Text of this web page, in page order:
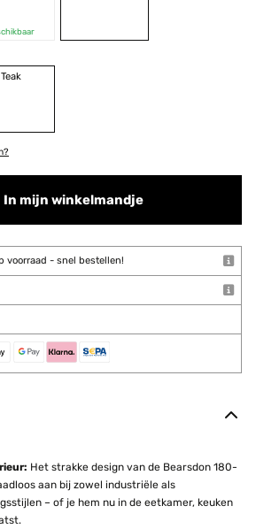
Teak
In mijn winkelmandje
voorraad - snel bestellen!
Het strakke design van de Bearsdon 180-
aan bij zowel industriële als
– of je hem nu in de eetkamer, keuken